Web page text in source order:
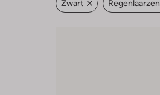
Zwart Regenlaarzen